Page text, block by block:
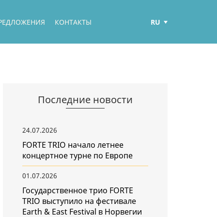
КОНТАКТЫ
RU
Последние новости
24.07.2026
FORTE TRIO начало летнее
концертное турне по Европе
01.07.2026
Государственное трио FORTE
TRIO выступило на фестивале
Earth & East Festival в Норвегии